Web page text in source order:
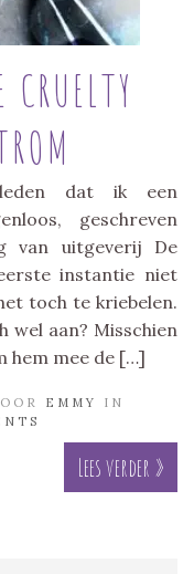
dat ik een
geschreven
van uitgeverij De
instantie niet
toch te kriebelen.
wel aan? Misschien
hem mee de […]
EMMY
IN
Lees verder »